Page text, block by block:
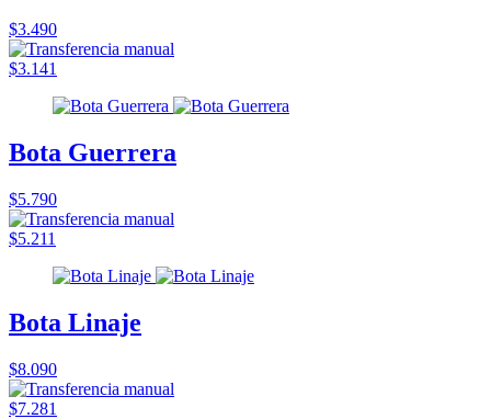
$3.490
$3.141
Bota Guerrera
$5.790
$5.211
Bota Linaje
$8.090
$7.281